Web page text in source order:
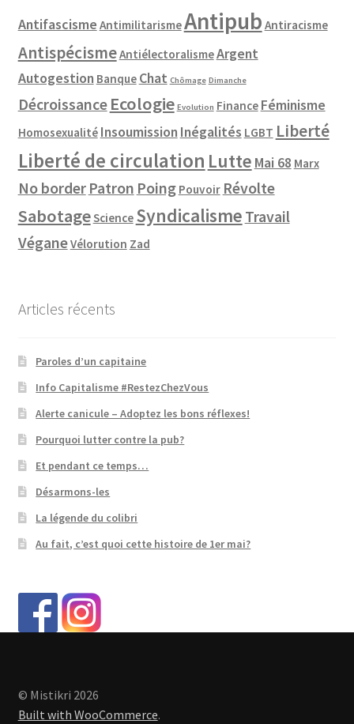
Antifascisme AntimilitarismeAntipub Antiracisme
AntispécismeAntiélectoralismeArgent
Autogestion Banque Chat Chômage Dimanche
Décroissance Ecologie Evolution Finance Féminisme
Homosexualité Insoumission Inégalités LGBT Liberté
Liberté de circulation Lutte Mai 68 Marx
No border Patron Poing Pouvoir Révolte
SabotageScience Syndicalisme Travail
VéganeVélorution Zad
Articles récents
Paroles d’un capitaine
Info Capitalisme #RestezChezVous
Alerte canicule – Adoptez les bons réflexes!
Pourquoi lutter contre la pub?
Et pendant ce temps…
Désarmons-les
La légende du colibri
Au fait, c’est quoi cette histoire de 1er mai?
© Mistikri 2026
Built with WooCommerce.